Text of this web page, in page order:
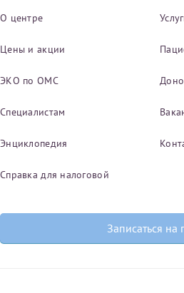
О центре
Цены и акции
ЭКО по ОМС
Специалистам
Энциклопедия
Справка для налоговой
Записаться на